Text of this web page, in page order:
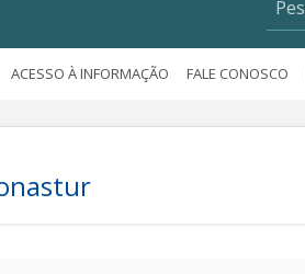
ACESSO À INFORMAÇÃO FALE CONOSCO